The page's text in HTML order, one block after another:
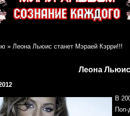
» Леона Льюис станет Мэраей Кэрри!!!
Леона
В
Поп-